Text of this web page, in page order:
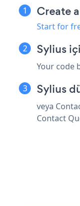
Create
Start for
Sylius
Your code
Sylius
veya
Contact